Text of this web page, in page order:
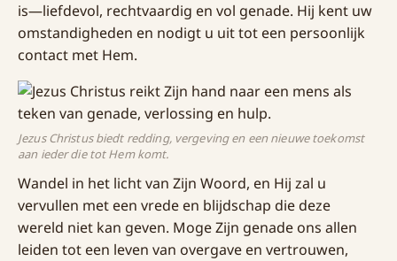
is—liefdevol, rechtvaardig en vol genade. Hij kent uw
omstandigheden en nodigt u uit tot een persoonlijk
contact met Hem.
Jezus Christus biedt redding, vergeving en een nieuwe toekomst
aan ieder die tot Hem komt.
Wandel in het licht van Zijn Woord, en Hij zal u
vervullen met een vrede en blijdschap die deze
wereld niet kan geven. Moge Zijn genade ons allen
leiden tot een leven van overgave en vertrouwen,